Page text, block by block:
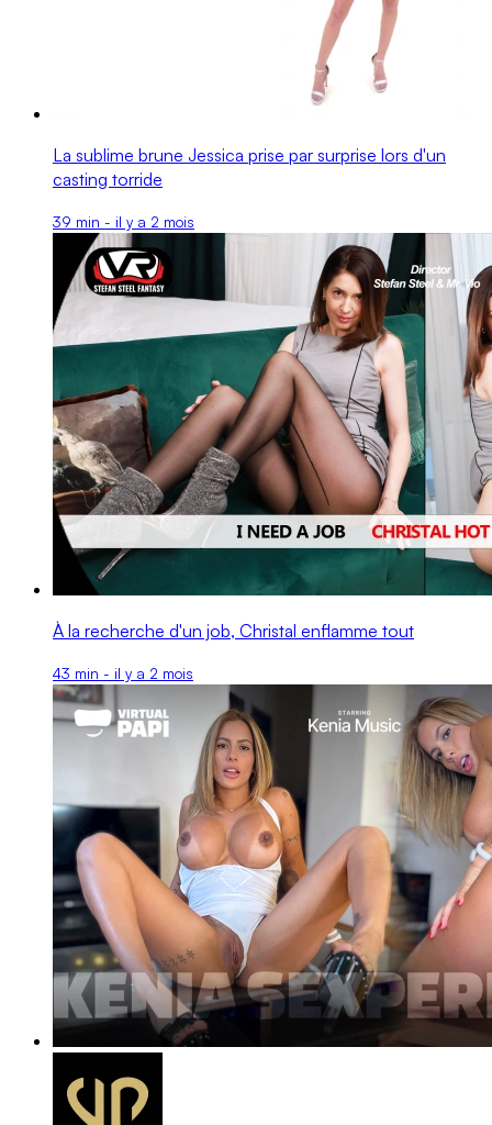
La sublime brune Jessica prise par surprise lors d'un
casting torride
39 min - il y a 2 mois
À la recherche d'un job, Christal enflamme tout
43 min - il y a 2 mois